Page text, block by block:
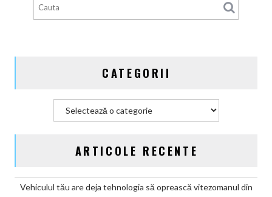
pierd
teren
CATEGORII
ARTICOLE RECENTE
Vehiculul tău are deja tehnologia să oprească vitezomanul din